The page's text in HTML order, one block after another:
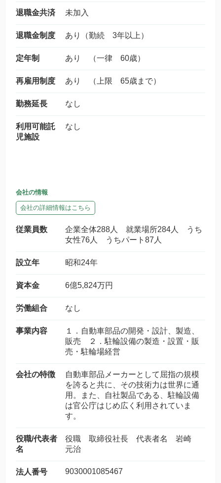
退職金共済 未加入
退職金制度 あり（勤続 3年以上）
定年制 あり （一律 60歳）
再雇用制度 あり （上限 65歳まで）
勤務延長 なし
利用可能託
児施設
なし
会社の情報
会社の詳細情報はこちら
従業員数
企業全体288人 就業場所284人 うち
女性76人 うちパート87人
設立年 昭和24年
資本金 6億5,824万円
労働組合 なし
事業内容
１．自動車部品の開発・設計、製造、
販売 ２．駐輪設備の製造・設置・販
売・駐輪場経営
会社の特徴
自動車部品メーカーとして屈指の規模
を誇ると共に、その技術力は世界に通
用。また、自社製品である、駐輪設備
は官公庁はじめ広く利用されていま
す。
役職/代表者
名
役職 取締役社長 代表者名 岩崎
元治
法人番号 9030001085467